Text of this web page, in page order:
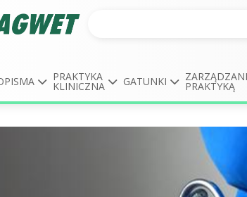
PRAKTYKA
KLINICZNA GATUNKI PRAKTYKĄ